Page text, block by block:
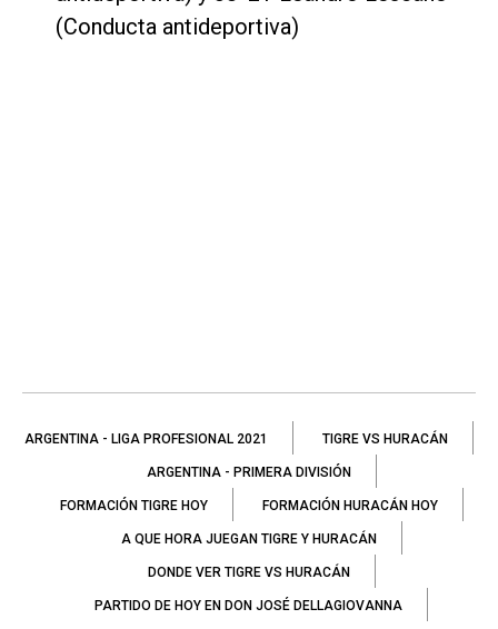
(Conducta antideportiva)
ARGENTINA - LIGA PROFESIONAL 2021 TIGRE VS HURACÁN
ARGENTINA - PRIMERA DIVISIÓN
FORMACIÓN TIGRE HOY FORMACIÓN HURACÁN HOY
A QUE HORA JUEGAN TIGRE Y HURACÁN
DONDE VER TIGRE VS HURACÁN
PARTIDO DE HOY EN DON JOSÉ DELLAGIOVANNA